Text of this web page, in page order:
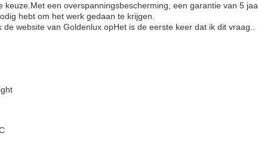
keuze.Met een overspanningsbescherming, een garantie van 5
hebt om het werk gedaan te krijgen.
website van Goldenlux opHet is de eerste keer dat ik dit vraag.